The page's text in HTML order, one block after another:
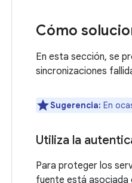
Cómo
En esta sección, se
sincronizaciones
Sugerencia: En
Utiliza la
Para proteger los
fuente está asociada